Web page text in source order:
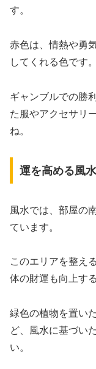
す。
赤色は、情熱や勇
してくれる色です。
ギャンブルでの勝
た服やアクセサリ
ね。
運を高める風
風水では、部屋の
ています。
このエリアを整え
体の財運も向上す
緑色の植物を置い
ど、風水に基づい
い。